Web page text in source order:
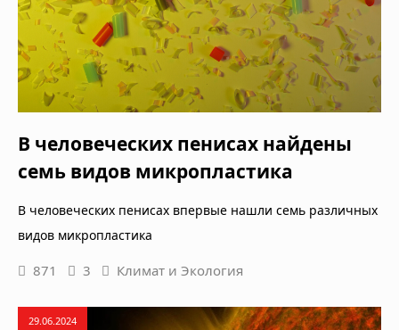
В человеческих пенисах найдены
семь видов микропластика
В человеческих пенисах впервые нашли семь различных
видов микропластика
871 3 Климат и Экология
29.06.2024